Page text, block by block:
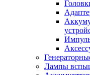
Лампы